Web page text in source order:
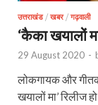
उत्तराखंड/ खबर/ गढ़वाली
‘कैका खयालों
29 August 2020 -
लोकगायक और
खयालों मा’ रिलीज